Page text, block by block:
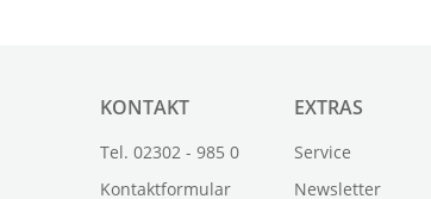
KONTAKT
Tel. 02302 - 985 0
Kontaktformular
EXTRAS
Service
Newsletter